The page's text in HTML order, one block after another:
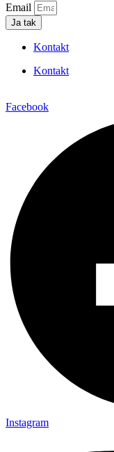
Email
Ja tak
Kontakt
Kontakt
Facebook
Instagram